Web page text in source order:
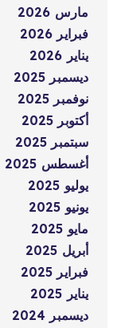
مارس 2026
فبراير 2026
يناير 2026
ديسمبر 2025
نوفمبر 2025
أكتوبر 2025
سبتمبر 2025
أغسطس 2025
يوليو 2025
يونيو 2025
مايو 2025
أبريل 2025
فبراير 2025
يناير 2025
ديسمبر 2024